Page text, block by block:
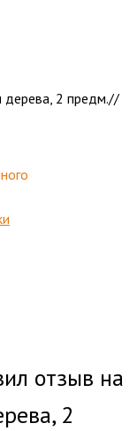
дерева, 2 предм.//
отзыв на
2